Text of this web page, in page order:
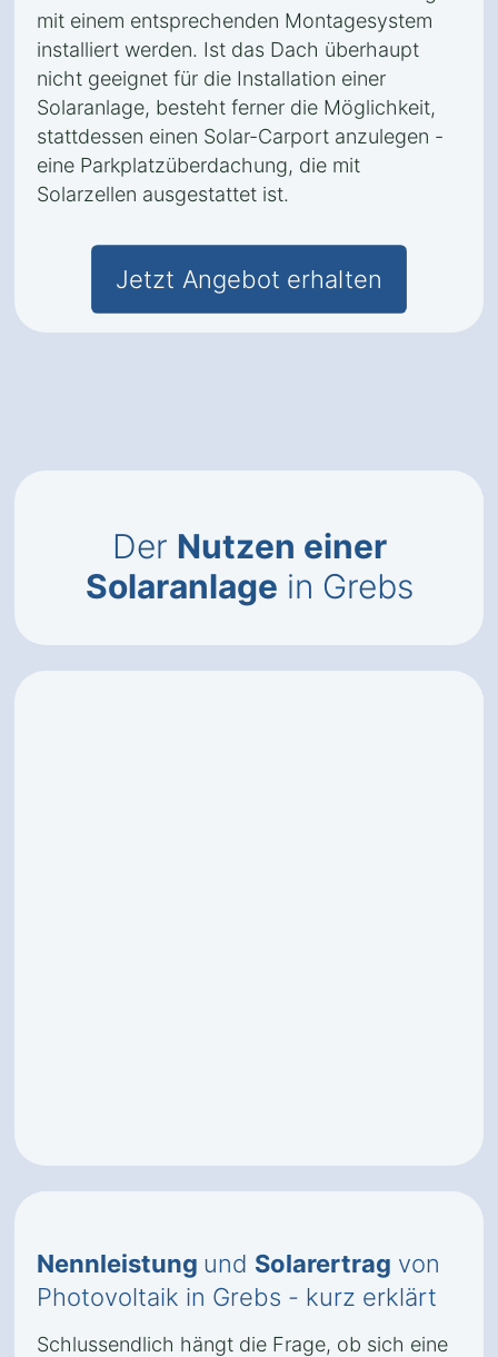
mit einem entsprechenden Montagesystem
installiert werden. Ist das Dach überhaupt
nicht geeignet für die Installation einer
Solaranlage, besteht ferner die Möglichkeit,
stattdessen einen Solar-Carport anzulegen -
eine Parkplatzüberdachung, die mit
Solarzellen ausgestattet ist.
Jetzt Angebot erhalten
Der Nutzen einer
Solaranlage in Grebs
Nennleistung und Solarertrag von
Photovoltaik in Grebs - kurz erklärt
Schlussendlich hängt die Frage, ob sich eine